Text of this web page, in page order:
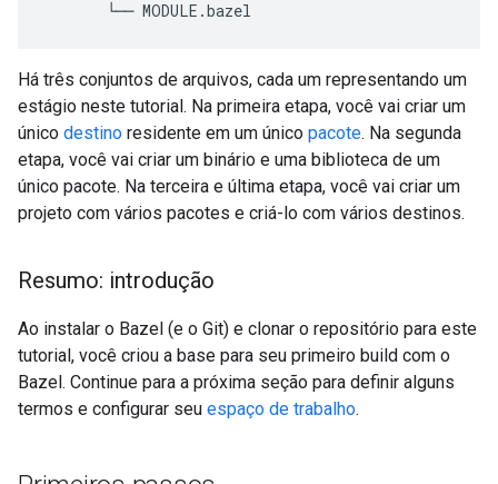
Há três conjuntos de arquivos, cada um representando um
estágio neste tutorial. Na primeira etapa, você vai criar um
único destino residente em um único pacote. Na segunda
etapa, você vai criar um binário e uma biblioteca de um
único pacote. Na terceira e última etapa, você vai criar um
projeto com vários pacotes e criá-lo com vários destinos.
Resumo: introdução
Ao instalar o Bazel (e o Git) e clonar o repositório para este
tutorial, você criou a base para seu primeiro build com o
Bazel. Continue para a próxima seção para definir alguns
termos e configurar seu espaço de trabalho.